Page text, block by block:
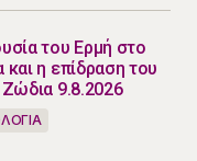
του Ερμή στο
και η επίδραση του
9.8.2026